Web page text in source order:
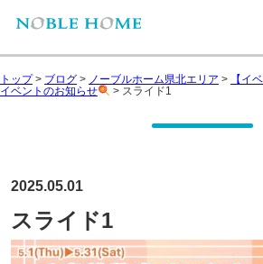
トップ> ブログ > ノーブルホーム県北エリア >
【イ
イベントのお知らせ
> スライド1
2025.05.01
スライド1